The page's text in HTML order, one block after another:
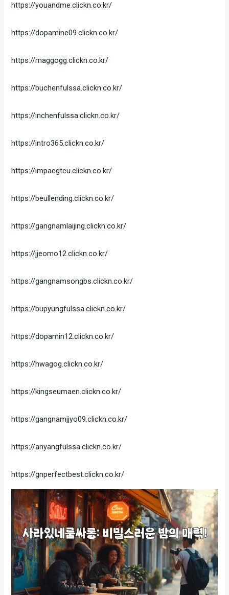
https://youandme.clickn.co.kr/
https://dopamine09.clickn.co.kr/
https://maggogg.clickn.co.kr/
https://buchenfulssa.clickn.co.kr/
https://inchenfulssa.clickn.co.kr/
https://intro365.clickn.co.kr/
https://impaegteu.clickn.co.kr/
https://beullending.clickn.co.kr/
https://gangnamlaijing.clickn.co.kr/
https://jjeomo12.clickn.co.kr/
https://gangnamsongbs.clickn.co.kr/
https://bupyungfulssa.clickn.co.kr/
https://dopamin12.clickn.co.kr/
https://hwagog.clickn.co.kr/
https://kingseumaen.clickn.co.kr/
https://gangnamjjyo09.clickn.co.kr/
https://anyangfulssa.clickn.co.kr/
https://gnperfectbest.clickn.co.kr/